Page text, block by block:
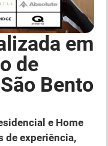
em
de
Bento
e Home
de experiência,